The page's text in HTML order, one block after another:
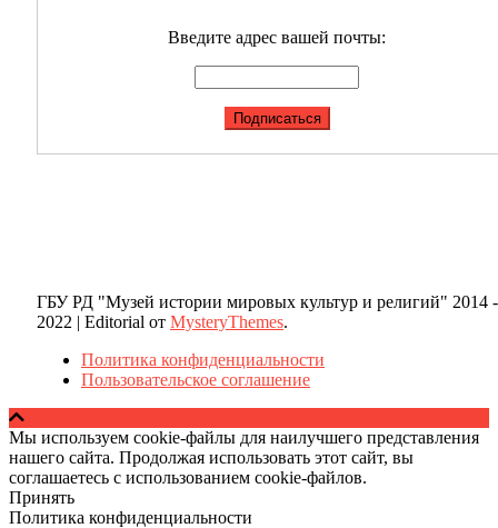
Введите адрес вашей почты:
ГБУ РД "Музей истории мировых культур и религий" 2014 -
2022 | Editorial от MysteryThemes.
Политика конфиденциальности
Пользовательское соглашение
Мы используем cookie-файлы для наилучшего представления
нашего сайта. Продолжая использовать этот сайт, вы
соглашаетесь с использованием cookie-файлов.
Принять
Политика конфиденциальности